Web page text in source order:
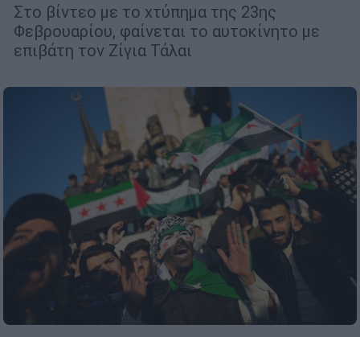
Στο βίντεο με το χτύπημα της 23ης
Φεβρουαρίου, φαίνεται το αυτοκίνητο με
επιβάτη τον Ζίγια Τάλαι